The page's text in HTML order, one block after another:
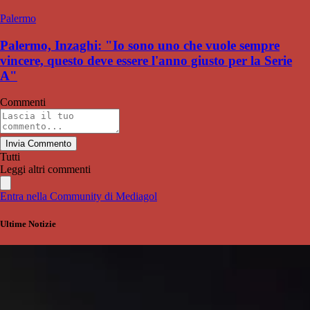
Palermo
Palermo, Inzaghi: "Io sono uno che vuole sempre
vincere, questo deve essere l'anno giusto per la Serie
A"
Commenti
Invia Commento
Tutti
Leggi altri commenti
Entra nella Community di Mediagol
Ultime Notizie